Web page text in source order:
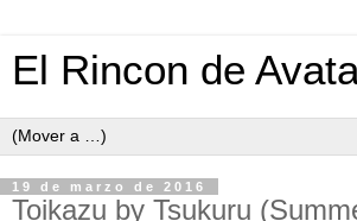
El Rincon de
19 de marzo de 2016
Toikazu by Tsukuru